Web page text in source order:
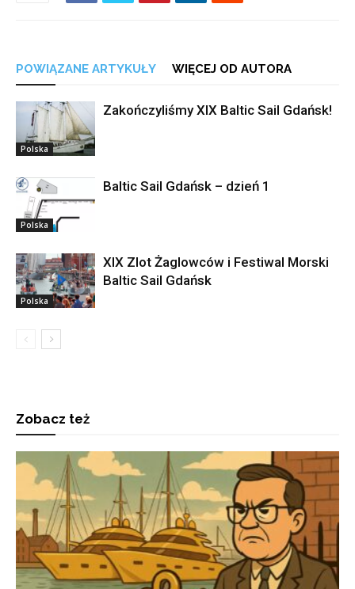
POWIĄZANE ARTYKUŁY WIĘCEJ OD AUTORA
Polska
Zakończyliśmy XIX Baltic Sail Gdańsk!
Polska
Baltic Sail Gdańsk – dzień 1
Polska
XIX Zlot Żaglowców i Festiwal Morski
Baltic Sail Gdańsk
Zobacz też